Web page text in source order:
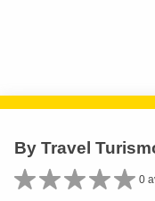
By Travel
0